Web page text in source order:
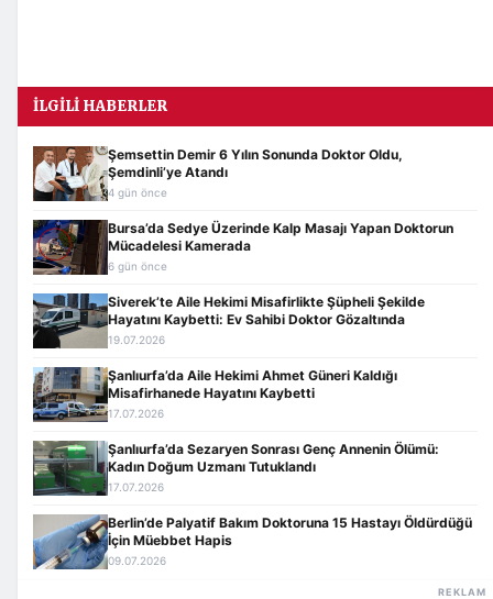
İLGILI HABERLER
Şemsettin Demir 6 Yılın Sonunda Doktor Oldu,
Şemdinli’ye Atandı
4 gün önce
Bursa’da Sedye Üzerinde Kalp Masajı Yapan Doktorun
Mücadelesi Kamerada
6 gün önce
Siverek’te Aile Hekimi Misafirlikte Şüpheli Şekilde
Hayatını Kaybetti: Ev Sahibi Doktor Gözaltında
19.07.2026
Şanlıurfa’da Aile Hekimi Ahmet Güneri Kaldığı
Misafirhanede Hayatını Kaybetti
17.07.2026
Şanlıurfa’da Sezaryen Sonrası Genç Annenin Ölümü:
Kadın Doğum Uzmanı Tutuklandı
17.07.2026
Berlin’de Palyatif Bakım Doktoruna 15 Hastayı Öldürdüğü
İçin Müebbet Hapis
09.07.2026
REKLAM